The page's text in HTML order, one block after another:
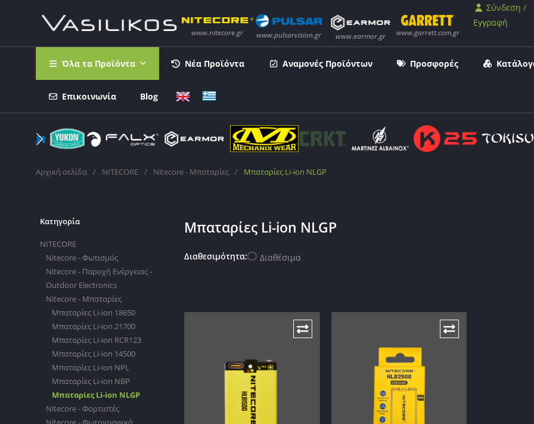
Σύνδεση /
Εγγραφή
Όλα τα Προϊόντα Νέα Προϊόντα Αναμονές Προϊόντων Προσφορές
Επικοινωνία Blog
Αρχική σελίδα / NITECORE / Nitecore - Μπαταρίες / Μπαταρίες Li-ion NLGP
Μπαταρίες Li-ion NLGP
Διαθεσιμότητα: Διαθέσιμα
Κατηγορία
NITECORE
Nitecore - Φωτισμός
Nitecore - Παροχή Ενέργειας -
Outdoor Electronics
Nitecore - Μπαταρίες
Μπαταρίες Li-ion 18650
Μπαταρίες Li-ion 21700
Μπαταρίες Li-ion RCR123
Μπαταρίες Li-ion 14500
Μπαταρίες Li-ion NPL
Μπαταρίες Li-ion NBP
Μπαταρίες Li-ion NLGP
Nitecore - Φορτιστές